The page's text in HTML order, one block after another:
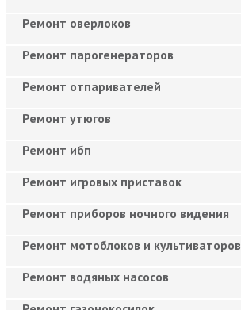
Ремонт оверлоков
Ремонт парогенераторов
Ремонт отпаривателей
Ремонт утюгов
Ремонт ибп
Ремонт игровых приставок
Ремонт приборов ночного видения
Ремонт мотоблоков и культиваторов
Ремонт водяных насосов